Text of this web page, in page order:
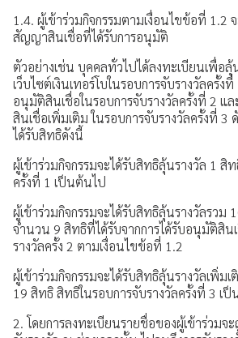
1.4. ผู้เข้าร่วมกิจกรรมตามเงื่อนไขข้อที่ 1.2
สัญญาสินเชื่อที่ได้รับการอนุมัติ
ตัวอย่างเช่น บุคคลทั่วไปได้ลงทะเบียนเพื่อ
เว็บไซต์เงินเทอร์โบในรอบการจับรางวัลครั้ง
อนุมัติสินเชื่อในรอบการจับรางวัลครั้งที่ 2 แ
สินเชื่อเพิ่มเติม ในรอบการจับรางวัลครั้งที่ 3
ได้รับสิทธิดังนี้
ผู้เข้าร่วมกิจกรรมจะได้รับสิทธิลุ้นรางวัล 1 สิ
ครั้งที่ 1 เป็นต้นไป
ผู้เข้าร่วมกิจกรรมจะได้รับสิทธิลุ้นรางวัลรวม
จำนวน 9 สิทธิที่ได้รับจากการได้รับอนุมัติสิน
รางวัลครั้ง 2 ตามเงื่อนไขข้อที่ 1.2
ผู้เข้าร่วมกิจกรรมจะได้รับสิทธิลุ้นรางวัลเพิ่ม
19 สิทธิ สิทธิในรอบการจับรางวัลครั้งที่ 3 เ
2. โดยการลงทะเบียนรายชื่อของผู้เข้าร่วมจ